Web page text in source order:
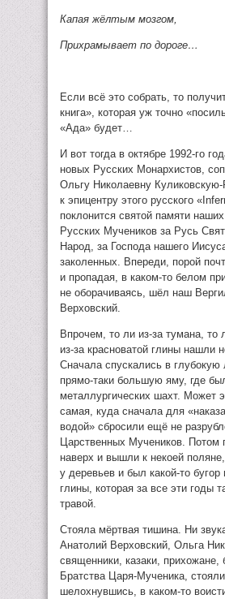
Капая жёлтым мозгом,
Прихрамывает по дороге…
Если всё это собрать, то
книга», которая уж точно
«Ада» будет…
И вот тогда в октябре 1992-го
новых Русских Монархистов,
Ольгу Николаевну
к эпицентру этого русского
поклонится святой памяти
Русских Мучеников за Русь
Народ, за Господа нашего
заколенных. Впереди, порой
и пропадая, в каком-то белом
не оборачиваясь, шёл наш
Верховский.
Впрочем, то ли из-за тумана, то
из-за красноватой глины нашли
Сначала спускались в глубокую
прямо-таки большую яму, где
металлургических шахт. Может
самая, куда сначала для
водой» сбросили ещё не
Царственных Мучеников. Потом
наверх и вышли к некоей
у деревьев и был какой-то бугор
глины, которая за все эти годы
травой.
Стояла мёртвая тишина. Ни
Анатолий Верховский, Ольга
священники, казаки, прихожане,
Братства Царя-Мученика,
шелохнувшись, в каком-то